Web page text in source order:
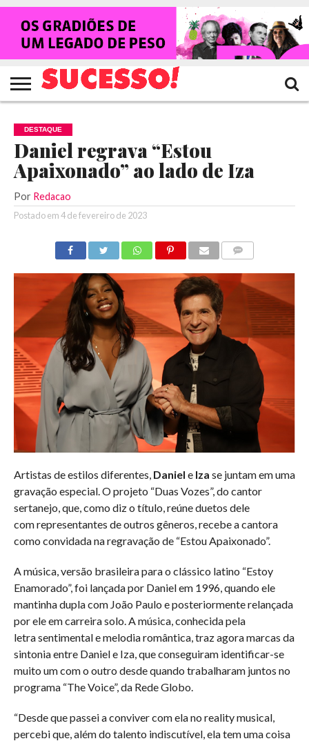
HOME
NOTÍCIAS
SHOWS
ENTREVISTAS
CLIQUES
RANKING
CROWLEY
TV
SUCESSO!
REVISTA
SUCESSO!
DESTAQUE
Daniel regrava “Estou
Apaixonado” ao lado de Iza
Por Redacao
Postado em4 de fevereiro de 2023
Artistas de estilos diferentes, Daniel e Iza se juntam em uma
gravação especial. O projeto “Duas Vozes”, do cantor
sertanejo, que, como diz o título, reúne duetos dele
com representantes de outros gêneros, recebe a cantora
como convidada na regravação de “Estou Apaixonado”.
A música, versão brasileira para o clássico latino “Estoy
Enamorado”, foi lançada por Daniel em 1996, quando ele
mantinha dupla com João Paulo e posteriormente relançada
por ele em carreira solo. A música, conhecida pela
letra sentimental e melodia romântica, traz agora marcas da
sintonia entre Daniel e Iza, que conseguiram identificar-se
muito um com o outro desde quando trabalharam juntos no
programa “The Voice”, da Rede Globo.
“Desde que passei a conviver com ela no reality musical,
percebi que, além do talento indiscutível, ela tem uma coisa